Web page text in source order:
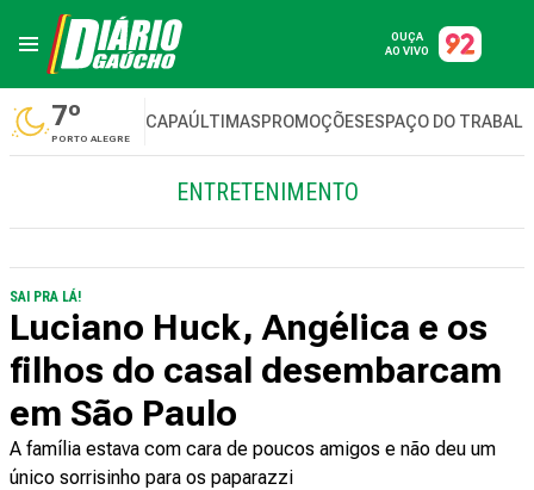
OUÇA
AO VIVO
7º
PORTO ALEGRE
CAPAÚLTIMASPROMOÇÕESESPAÇO DO
ENTRETENIMENTO
SAI PRA LÁ!
Luciano Huck, Angélica e os
filhos do casal desembarcam
em São Paulo
A família estava com cara de poucos amigos e não deu um
único sorrisinho para os paparazzi